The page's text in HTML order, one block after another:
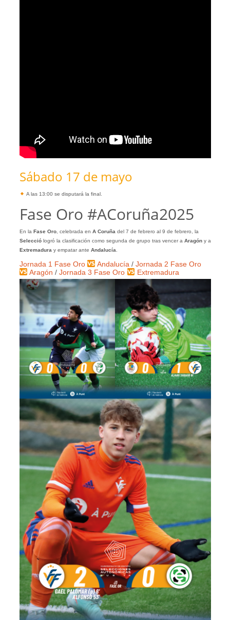
Sábado 17 de mayo
A las 13:00 se disputará la final.
Fase Oro #ACoruña2025
En la Fase Oro, celebrada en A Coruña del 7 de febrero al 9 de febrero, la
Selecciólogró la clasificación como segunda de grupo tras vencer a Aragóny a
Extremadura y empatar ante Andalucía
Jornada 1 Fase Oro Andalucía / Jornada 2 Fase Oro
Aragón / Jornada 3 Fase Oro Extremadura